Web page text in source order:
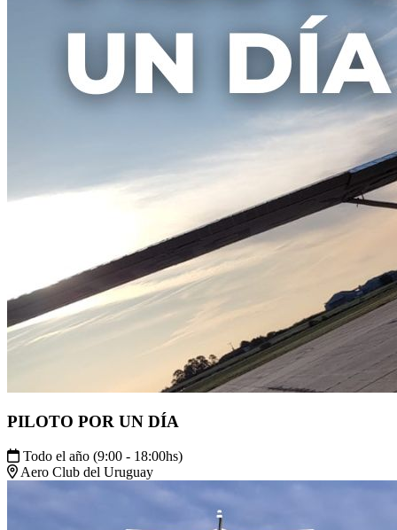
PILOTO POR UN DÍA
Todo el año (9:00 - 18:00hs)
Aero Club del Uruguay